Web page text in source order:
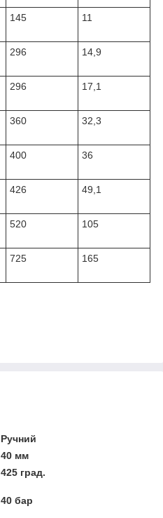
145 11
296 14,9
296 17,1
360 32,3
400 36
426 49,1
520 105
725 165
Ручний
40 мм
425 град.
40 бар